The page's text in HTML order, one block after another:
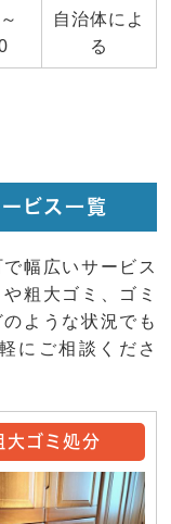
自治体によ
る
ビス一覧
幅広いサービス
粗大ゴミ、ゴミ
ような状況でも
にご相談くださ
大ゴミ処分